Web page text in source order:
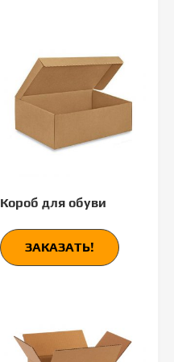
Короб для обуви
ЗАКАЗАТЬ!